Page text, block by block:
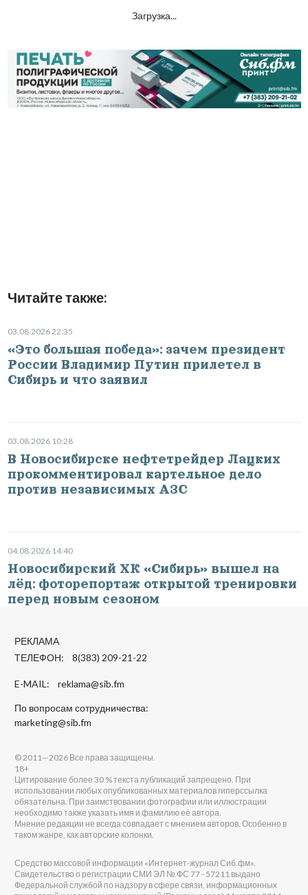
Загрузка...
Читайте также:
03.08.2026 22:35
«Это большая победа»: зачем президент
России Владимир Путин прилетел в
Сибирь и что заявил
03.08.2026 10:28
В Новосибирске нефтетрейдер Лацких
прокомментировал картельное дело
против независимых АЗС
04.08.2026 14:40
Новосибирский ХК «Сибирь» вышел на
лёд: фоторепортаж открытой тренировки
перед новым сезоном
РЕКЛАМА
ТЕЛЕФОН: 8(383) 209-21-22
E-MAIL: reklama@sib.fm
По вопросам сотрудничества:
marketing@sib.fm
© 2011—2026 Все права защищены.
18+
Цитирование более 30 % текста публикаций запрещено. При
использовании любых опубликованных материалов гиперссылка
обязательна. При заимствовании фотографии или иллюстрации
необходимо также указать имя и фамилию её автора.
Мнение редакции не всегда совпадает с мнением авторов. Особенно в
таком жанре, как авторские колонки.
Средство массовой информации «Интернет-журнал Сиб.фм».
Свидетельство о регистрации СМИ ЭЛ № ФС 77 - 57211 выдано
Федеральной службой по надзору в сфере связи, информационных